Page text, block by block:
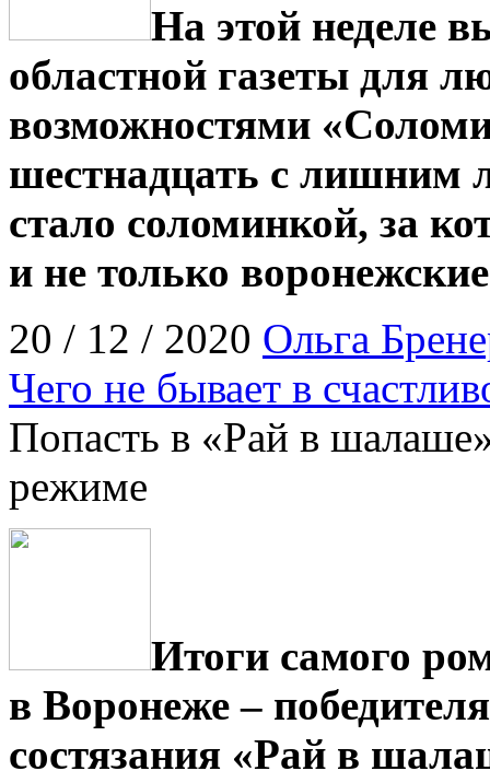
На этой неделе
областной газеты для
возможностями
шестнадцать с лишним
стало соломинкой, за
и не только
20 / 12 / 2020 Ольга
Чего не бывает в
Попасть в «Рай в
режиме
Итоги самого
в Воронеже –
состязания «Рай в